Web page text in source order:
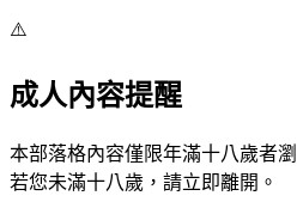
⚠️
成人內容提醒
本部落格內容僅限年滿十八歲者瀏
若您未滿十八歲，請立即離開。